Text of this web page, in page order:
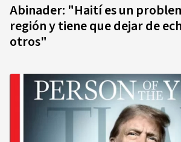
Abinader: "Haití es un
región y tiene que dejar de
otros"